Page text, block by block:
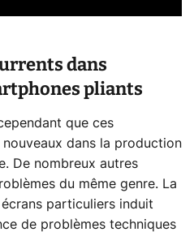
dans
pliants
que ces
dans la production
De nombreux autres
du même genre. La
particuliers induit
de problèmes techniques